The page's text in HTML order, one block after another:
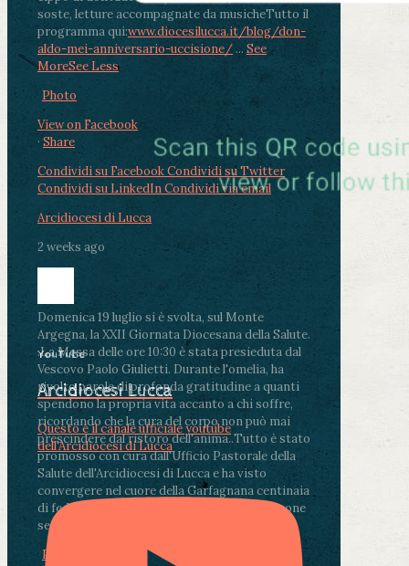
soste, letture accompagnate da musicheTutto il
programma qui:www.diocesilucca.it/blog/don-
aldo-mei-anniversario-uccisione/ ... See
MoreSee Less
Photo
View on Facebook
· Share
Condividi su FacebookCondividi su Twitter
Condividi su LinkedInCondividi via email
Arcidiocesi di Lucca
2 weeks ago
Domenica 19 luglio si è svolta, sul Monte
Argegna, la XXII Giornata Diocesana della Salute.
.La Messa delle ore 10:30 è stata presieduta dal
Vescovo Paolo Giulietti. Durante l'omelia, ha
rivolto parole di profonda gratitudine a quanti
spendono la propria vita accanto a chi soffre,
ricordando che la cura del corpo non può mai
prescindere dal ristoro dell'anima..Tutto è stato
promosso con cura dall'Ufficio Pastorale della
Salute dell'Arcidiocesi di Lucca e ha visto
convergere nel cuore della Garfagnana centinaia
di fedeli, operatori sanitari, volontari e persone
segnate dalla malattia.
Photo
YouTube
Arcidiocesi Lucca
Questo è il canale ufficiale youtube
dell'Arcidiocesi di Lucca